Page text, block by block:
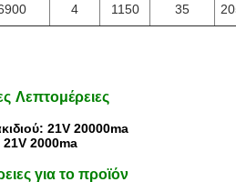
4 1150 35
21V 20000ma